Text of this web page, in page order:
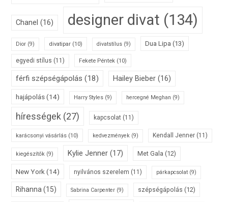
Chanel (16) designer divat (134)
Dior (9) divatipar (10) divatstílus (9) Dua Lipa (13)
egyedi stílus (11) Fekete Péntek (10)
férfi szépségápolás (18) Hailey Bieber (16)
hajápolás(14) Harry Styles (9) hercegné Meghan (9)
hírességek (27) kapcsolat (11)
karácsonyi vásárlás (10) kedvezmények (9) Kendall Jenner (11)
kiegészítők (9) Kylie Jenner (17) Met Gala (12)
New York (14) nyilvános szerelem (11) párkapcsolat (9)
Rihanna (15) Sabrina Carpenter (9) szépségápolás (12)